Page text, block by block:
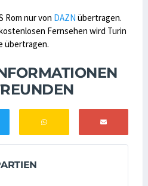
Rom nur von DAZN übertragen.
Fernsehen wird Turin
übertragen.